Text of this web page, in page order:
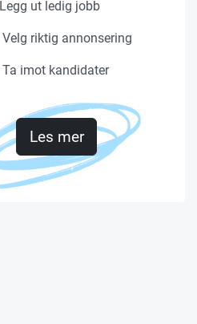
Legg ut ledig jobb
Velg riktig annonsering
Ta imot kandidater
Les mer